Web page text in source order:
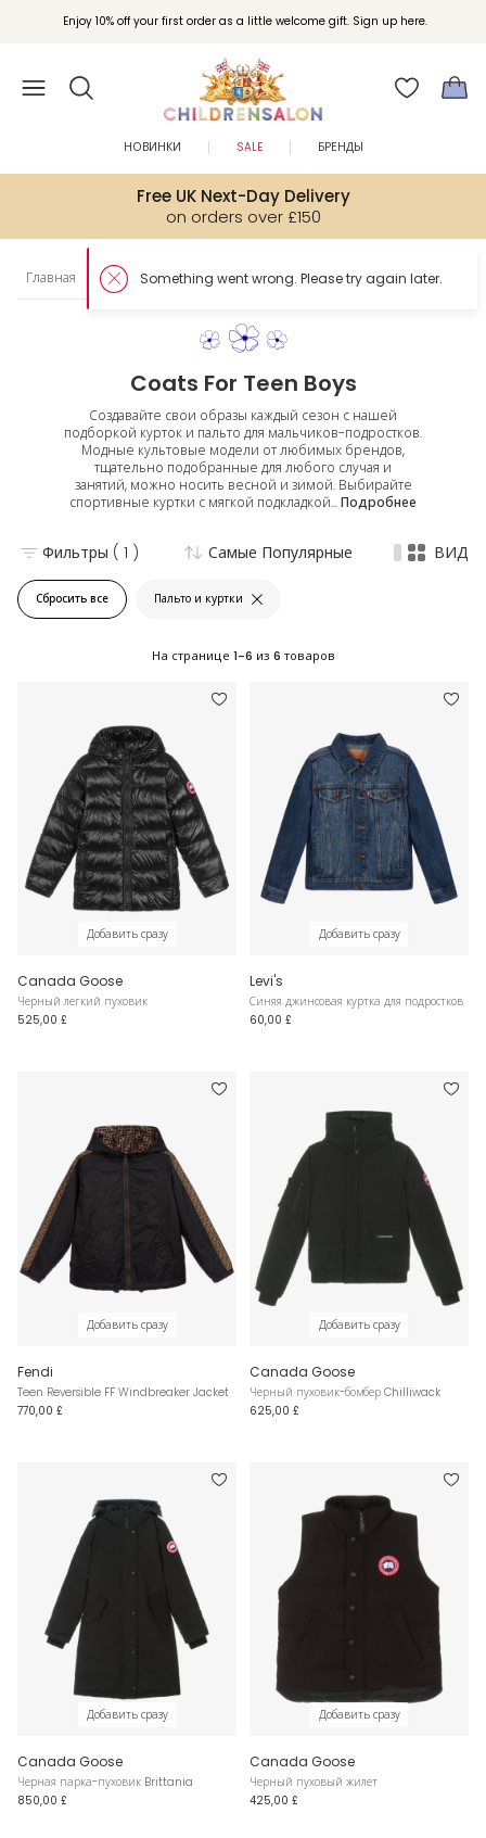
Enjoy 10% off your first order as a little welcome gift. Sign up here.
Free UK Next-Day Delivery
on orders over £150
НОВИНКИ SALE БРЕНДЫ
Главная Подростки Мальчики Пальто и куртки
Coats For Teen Boys
Создавайте свои образы каждый сезон с нашей
подборкой курток и пальто для мальчиков-подростков.
Модные культовые модели от любимых брендов,
тщательно подобранные для любого случая и
занятий, можно носить весной и зимой. Выбирайте
спортивные куртки с мягкой подкладкой...Подробнее
Сбросить все Пальто и куртки
Фильтры ( 1 ) Самые Популярные ВИД
На странице 1-6 из 6 товаров
Добавить сразу
Canada Goose
Черный легкий пуховик
525,00 £
Добавить сразу
Levi's
Синяя джинсовая куртка для подростков
60,00 £
Добавить сразу
Fendi
Teen Reversible FF Windbreaker Jacket
770,00 £
Добавить сразу
Canada Goose
Черный пуховик-бомбер Chilliwack
625,00 £
Добавить сразу
Canada Goose
Черная парка-пуховик Brittania
850,00 £
Добавить сразу
Canada Goose
Черный пуховый жилет
425,00 £
Something went wrong. Please try again later.